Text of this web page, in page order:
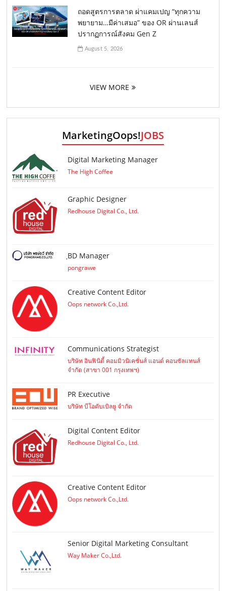
ถอดสูตรการตลาด ผ่าแคมเปญ “ทุกความ
พยายาม…มีค่าเสมอ” ของ OR ผ่านเลนส์
ปรากฏการณ์สังคม Gen Z
August 5, 2026
VIEW MORE
MarketingOops!JOBS
Digital Marketing Manager
The High Coffee
Graphic Designer
Redhouse Digital Co., Ltd.
ฺBD Manager
pongrawe
Creative Content Editor
Oops network Co.,Ltd.
Communications Strategist
บริษัท อินฟินิตี้ คอมมิวนิเคชั่นส์ แอนด์ คอนซัลแทนส์
จำกัด (สาขา 001 กรุงเทพฯ)
PR Executive
บริษัท บีโอดับเบิลยู จำกัด
Digital Content Editor
Redhouse Digital Co., Ltd.
Creative Content Editor
Oops network Co.,Ltd.
Senior Digital Marketing Consultant
Way Maker Co.,Ltd.